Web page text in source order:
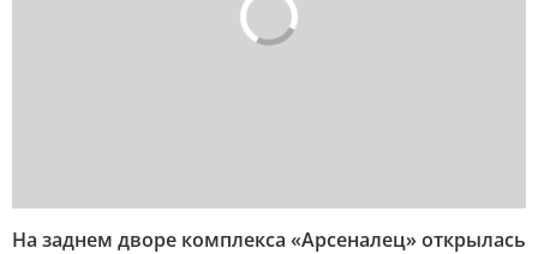
На заднем дворе комплекса «Арсеналец» открылась